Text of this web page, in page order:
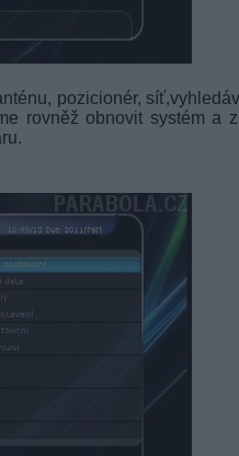
pozicionér,
rovněž obnovit systém a